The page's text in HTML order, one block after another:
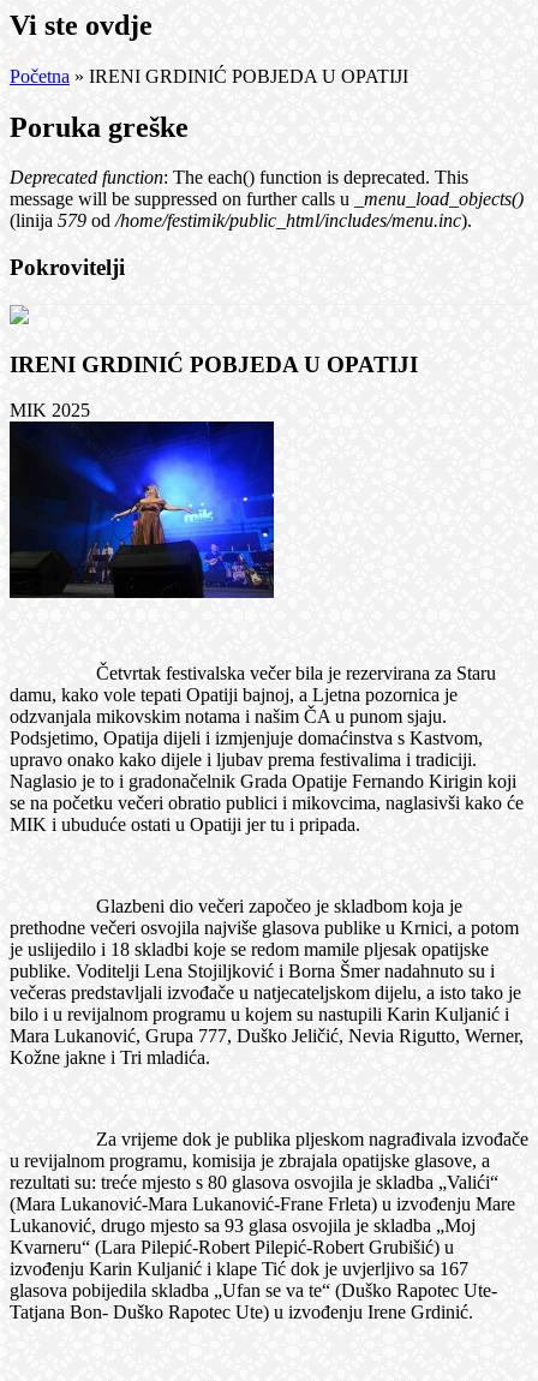
Vi ste ovdje
Početna » IRENI GRDINIĆ POBJEDA U OPATIJI
Poruka greške
Deprecated function: The each() function is deprecated. This
message will be suppressed on further calls u
_menu_load_objects()
(linija 579 od/home/festimik/public_html/includes/menu.inc).
Pokrovitelji
IRENI GRDINIĆ POBJEDA U OPATIJI
MIK 2025
Četvrtak festivalska večer bila je rezervirana za Staru
damu, kako vole tepati Opatiji bajnoj, a Ljetna pozornica je
odzvanjala mikovskim notama i našim ČA u punom sjaju.
Podsjetimo, Opatija dijeli i izmjenjuje domaćinstva s Kastvom,
upravo onako kako dijele i ljubav prema festivalima i tradiciji.
Naglasio je to i gradonačelnik Grada Opatije Fernando Kirigin koji
se na početku večeri obratio publici i mikovcima, naglasivši kako će
MIK i ubuduće ostati u Opatiji jer tu i pripada.
Glazbeni dio večeri započeo je skladbom koja je
prethodne večeri osvojila najviše glasova publike u Krnici, a potom
je uslijedilo i 18 skladbi koje se redom mamile pljesak opatijske
publike. Voditelji Lena Stojiljković i Borna Šmer nadahnuto su i
večeras predstavljali izvođače u natjecateljskom dijelu, a isto tako je
bilo i u revijalnom programu u kojem su nastupili Karin Kuljanić i
Mara Lukanović, Grupa 777, Duško Jeličić, Nevia Rigutto, Werner,
Kožne jakne i Tri mladića.
Za vrijeme dok je publika pljeskom nagrađivala izvođače
u revijalnom programu, komisija je zbrajala opatijske glasove, a
rezultati su: treće mjesto s 80 glasova osvojila je skladba „Valići“
(Mara Lukanović-Mara Lukanović-Frane Frleta) u izvođenju Mare
Lukanović, drugo mjesto sa 93 glasa osvojila je skladba „Moj
Kvarneru“ (Lara Pilepić-Robert Pilepić-Robert Grubišić) u
izvođenju Karin Kuljanić i klape Tić dok je uvjerljivo sa 167
glasova pobijedila skladba „Ufan se va te“ (Duško Rapotec Ute-
Tatjana Bon- Duško Rapotec Ute) u izvođenju Irene Grdinić.